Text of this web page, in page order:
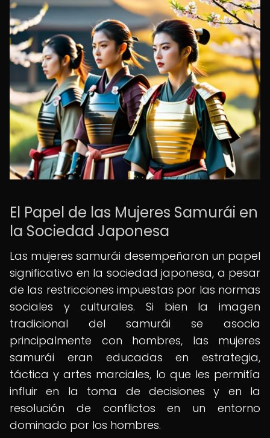
El Papel de las Mujeres Samurái en
la Sociedad Japonesa
Las mujeres samurái desempeñaron un papel
significativo en la sociedad japonesa, a pesar
de las restricciones impuestas por las normas
sociales y culturales. Si bien la imagen
tradicional del samurái se asocia
principalmente con hombres, las mujeres
samurái eran educadas en estrategia,
táctica y artes marciales, lo que les permitía
influir en la toma de decisiones y en la
resolución de conflictos en un entorno
dominado por los hombres.